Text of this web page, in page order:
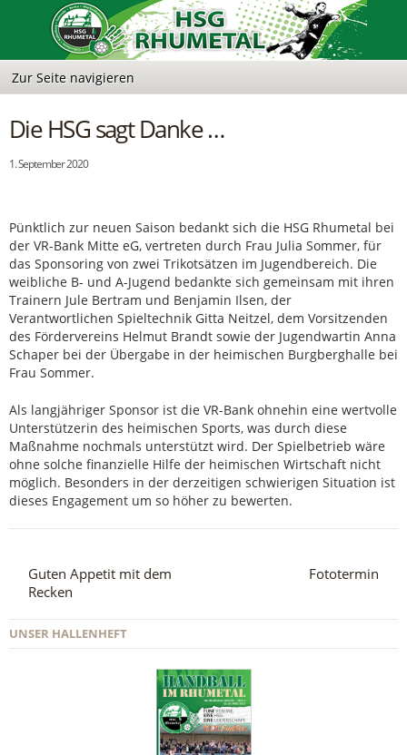
Die HSG sagt Danke …
1. September 2020
Pünktlich zur neuen Saison bedankt sich die HSG Rhumetal bei
der VR-Bank Mitte eG, vertreten durch Frau Julia Sommer, für
das Sponsoring von zwei Trikotsätzen im Jugendbereich. Die
weibliche B- und A-Jugend bedankte sich gemeinsam mit ihren
Trainern Jule Bertram und Benjamin Ilsen, der
Verantwortlichen Spieltechnik Gitta Neitzel, dem Vorsitzenden
des Fördervereins Helmut Brandt sowie der Jugendwartin Anna
Schaper bei der Übergabe in der heimischen Burgberghalle bei
Frau Sommer.
Als langjähriger Sponsor ist die VR-Bank ohnehin eine wertvolle
Unterstützerin des heimischen Sports, was durch diese
Maßnahme nochmals unterstützt wird. Der Spielbetrieb wäre
ohne solche finanzielle Hilfe der heimischen Wirtschaft nicht
möglich. Besonders in der derzeitigen schwierigen Situation ist
dieses Engagement um so höher zu bewerten.
Guten Appetit mit dem
Recken
Fototermin
UNSER HALLENHEFT